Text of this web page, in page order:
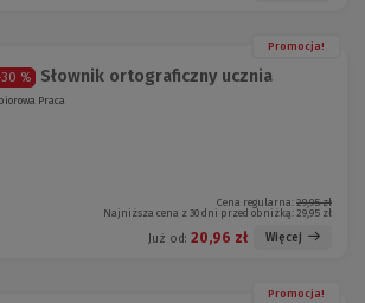
Promocja!
% Słownik ortograficzny ucznia
Praca
Cena regularna: 29,95 zł
Najniższa cena z 30 dni przed obniżką: 29,95 zł
Już od: 20,96 zł Więcej
Promocja!